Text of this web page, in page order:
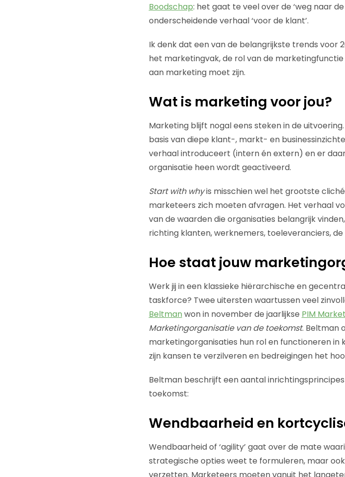
Boodschap: het gaat te veel over de ‘weg naar
onderscheidende verhaal ‘voor de klant’.
Ik denk dat een van de belangrijkste trends voor
het marketingvak, de rol van de
aan marketing moet zijn.
Wat is marketing voor jou?
Marketing blijft nogal eens steken in de
basis van diepe klant-, markt- en
verhaal introduceert (intern én extern) en er
organisatie heen wordt geactiveerd.
Start with whyis misschien wel het grootste
marketeers zich moeten afvragen. Het verhaal
van de waarden die organisaties belangrijk
richting klanten, werknemers, toeleveranciers,
Hoe staat jouw
Werk jij in een klassieke hiërarchische en
taskforce? Twee uitersten waartussen veel
Beltman won in november de jaarlijkse PIM
Marketingorganisatie van de toekomst. Beltman
marketingorganisaties hun rol en functioneren
zijn kansen te verzilveren en bedreigingen het
Beltman beschrijft een aantal
toekomst:
Wendbaarheid en
Wendbaarheid of ‘agility’ gaat over de mate
strategische opties weet te formuleren, maar
verzetten. Marketeers moeten vanuit het